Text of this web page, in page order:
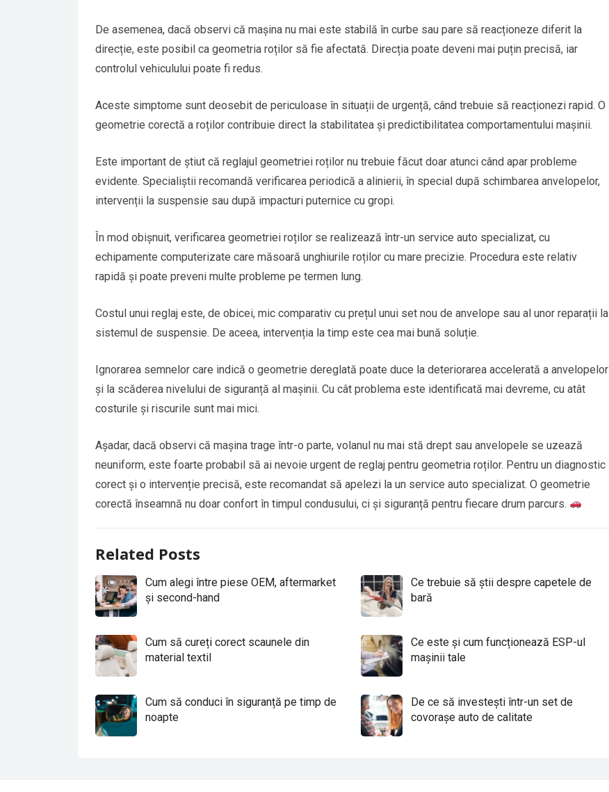
De asemenea, dacă observi că mașina nu mai este stabilă în curbe sau pare să reacționeze diferit la
direcție, este posibil ca geometria roților să fie afectată. Direcția poate deveni mai puțin precisă, iar
controlul vehiculului poate fi redus.
Aceste simptome sunt deosebit de periculoase în situații de urgență, când trebuie să reacționezi rapid. O
geometrie corectă a roților contribuie direct la stabilitatea și predictibilitatea comportamentului mașinii.
Este important de știut că reglajul geometriei roților nu trebuie făcut doar atunci când apar probleme
evidente. Specialiștii recomandă verificarea periodică a alinierii, în special după schimbarea anvelopelor,
intervenții la suspensie sau după impacturi puternice cu gropi.
În mod obișnuit, verificarea geometriei roților se realizează într-un service auto specializat, cu
echipamente computerizate care măsoară unghiurile roților cu mare precizie. Procedura este relativ
rapidă și poate preveni multe probleme pe termen lung.
Costul unui reglaj este, de obicei, mic comparativ cu prețul unui set nou de anvelope sau al unor reparații la
sistemul de suspensie. De aceea, intervenția la timp este cea mai bună soluție.
Ignorarea semnelor care indică o geometrie dereglată poate duce la deteriorarea accelerată a anvelopelor
și la scăderea nivelului de siguranță al mașinii. Cu cât problema este identificată mai devreme, cu atât
costurile și riscurile sunt mai mici.
Așadar, dacă observi că mașina trage într-o parte, volanul nu mai stă drept sau anvelopele se uzează
neuniform, este foarte probabil să ai nevoie urgent de reglaj pentru geometria roților. Pentru un diagnostic
corect și o intervenție precisă, este recomandat să apelezi la un service auto specializat. O geometrie
corectă înseamnă nu doar confort în timpul condusului, ci și siguranță pentru fiecare drum parcurs.
Related Posts
Cum alegi între piese OEM, aftermarket
și second-hand
Ce trebuie să știi despre capetele de
bară
Cum să cureți corect scaunele din
material textil
Ce este și cum funcționează ESP-ul
mașinii tale
Cum să conduci în siguranță pe timp de
noapte
De ce să investești într-un set de
covorașe auto de calitate